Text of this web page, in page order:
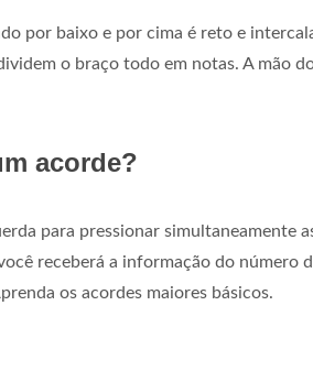
por baixo e por cima é reto e
o braço todo em notas. A mão
acorde?
para pressionar simultaneamente
receberá a informação do número
os acordes maiores básicos.